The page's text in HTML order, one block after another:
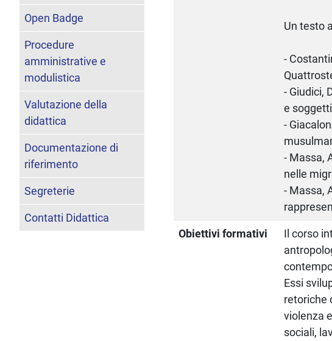
Un testo
-
- Giudici,
e
-
- Massa,
nelle
- Massa,
Obiettivi formativi
Il corso
Essi
retoriche
violenza
sociali,
Open Badge
Procedure
amministrative e
modulistica
Valutazione della
didattica
Documentazione di
riferimento
Segreterie
Contatti Didattica